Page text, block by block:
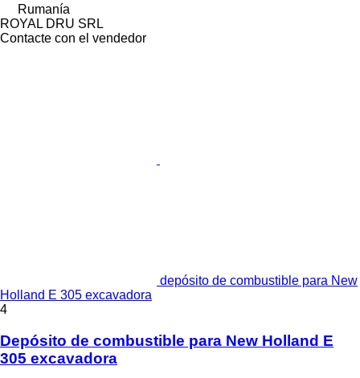
Rumanía
ROYAL DRU SRL
Contacte con el vendedor
depósito de combustible para New
Holland E 305 excavadora
4
Depósito de combustible para New Holland E
305 excavadora